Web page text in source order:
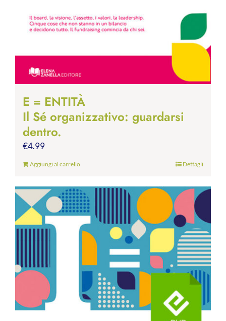
E = ENTITÀ
Il Sé organizzativo: guardarsi
dentro.
€4.99
Aggiungi al carrello Dettagli